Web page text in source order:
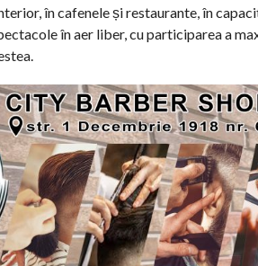
în cafenele și restaurante, în
în aer liber, cu participarea a